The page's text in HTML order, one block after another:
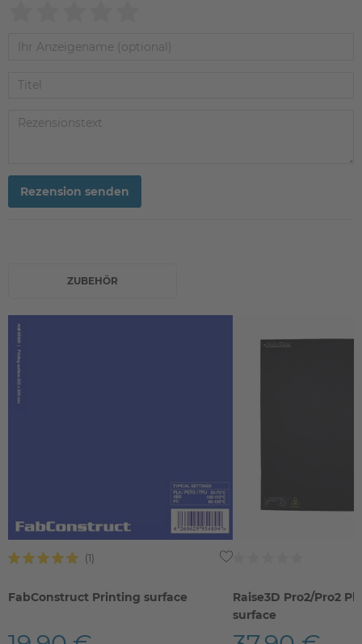
Rezension senden
ZUBEHÖR
FabConstruct Printing surface
Raise3D Pro2/Pro2
surface